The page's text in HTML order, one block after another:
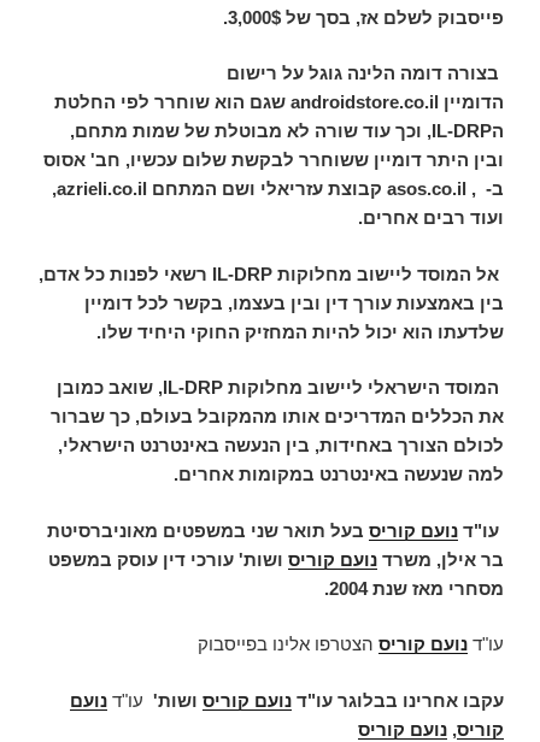
פייסבוק לשלם אז, בסך של 3,000$.
בצורה דומה הלינה גוגל על רישום
הדומיין androidstore.co.il שגם הוא שוחרר לפי החלטת
הIL-DRP, וכך עוד שורה לא מבוטלת של שמות מתחם,
ובין היתר דומיין ששוחרר לבקשת שלום עכשיו, חב' אסוס
ב- , asos.co.il קבוצת עזריאלי ושם המתחם azrieli.co.il
,
ועוד רבים אחרים.
אל המוסד ליישוב מחלוקות IL-DRP רשאי לפנות כל אדם,
בין באמצעות עורך דין ובין בעצמו, בקשר לכל דומיין
שלדעתו הוא יכול להיות המחזיק החוקי היחיד שלו.
המוסד הישראלי ליישוב מחלוקות IL-DRP, שואב כמובן
את הכללים המדריכים אותו מהמקובל בעולם, כך שברור
לכולם הצורך באחידות, בין הנעשה באינטרנט הישראלי,
למה שנעשה באינטרנט במקומות אחרים.
עו"ד נועם קוריס בעל תואר שני במשפטים מאוניברסיטת
בר אילן, משרד נועם קוריס ושות' עורכי דין עוסק במשפט
מסחרי מאז שנת 2004.
עו"ד נועם קוריס הצטרפו אלינו בפייסבוק
עקבו אחרינו בבלוגר עו"ד נועם קוריס ושות' עו"ד נועם
קוריס, נועם קוריס